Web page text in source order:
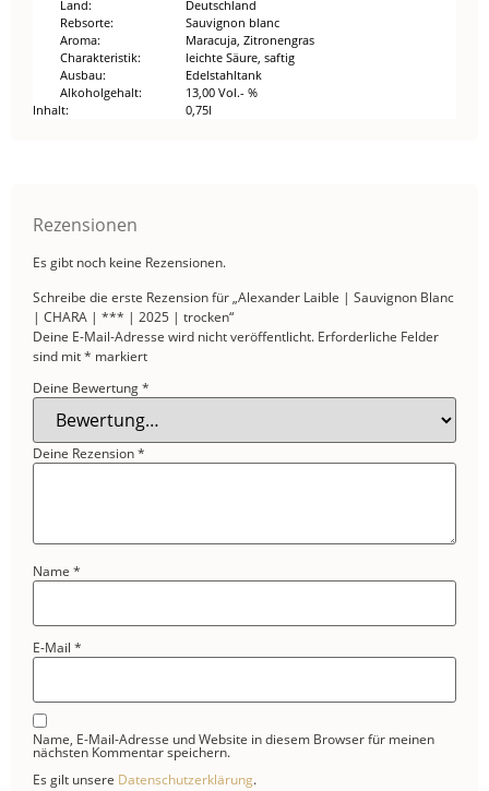
Land
Deutschland
Rebsorte
Sauvignon blanc
Aroma
Maracuja, Zitronengras
Charakteristik
leichte Säure, saftig
Ausbau
Edelstahltank
Alkoholgehalt
13,00 Vol.- %
Inhalt
0,75l
Rezensionen
Es gibt noch keine Rezensionen.
Schreibe die erste Rezension für „Alexander Laible | Sauvignon Blanc
| CHARA | *** | 2025 | trocken“
Deine E-Mail-Adresse wird nicht veröffentlicht. Erforderliche Felder
sind mit* markiert
Deine Bewertung*
Deine Rezension*
Name *
E-Mail *
Name, E-Mail-Adresse und Website in diesem Browser für meinen
nächsten Kommentar speichern.
Es gilt unsere Datenschutzerklärung.